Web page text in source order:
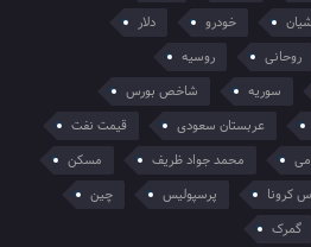
خودرو
دلار
روحانی
روسیه
سوریه
شاخص بورس
عربستان سعودی
قیمت نفت
محمد جواد ظریف
مسکن
کرونا پرسپولیس
چین
گمرک